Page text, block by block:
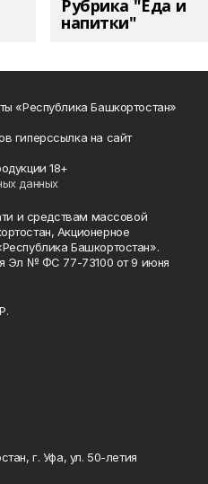
Рубрика "Еда и
напитки"
«Республика Башкортостан»
гиперссылка на сайт
18+
данных
и средствам массовой
Акционерное
Башкортостан».
Эл № ФС 77-73100 от 9 июня
г. Уфа, ул. 50-летия